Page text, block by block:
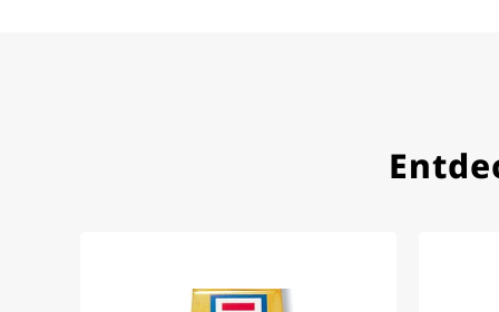
Alles perfekt - die Uhr
obwohl sie ein Relikt aus